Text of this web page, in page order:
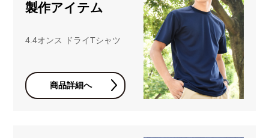
製作アイテム
4.4オンス ドライTシャツ
商品詳細へ